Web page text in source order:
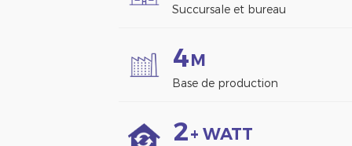
Succursale et bureau
4M
Base de production
2+ WATT